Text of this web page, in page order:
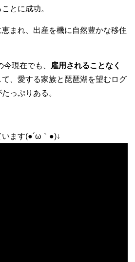
とに成功。
まれ、出産を機に自然豊かな移住
現在でも、
雇用されることなく
、愛する家族と琵琶湖を望むログ
っぷりある。
ます(●´ω｀●)↓